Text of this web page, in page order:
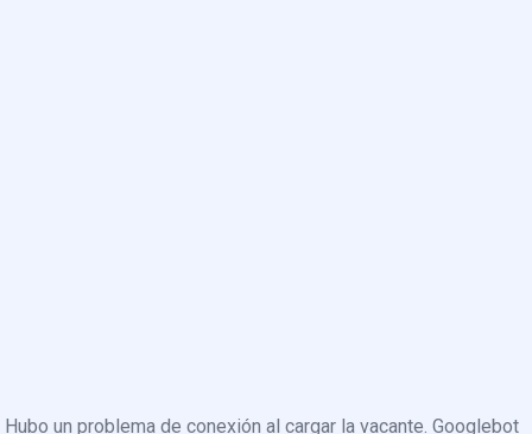
Hubo un problema de conexión al cargar la vacante. Googlebot